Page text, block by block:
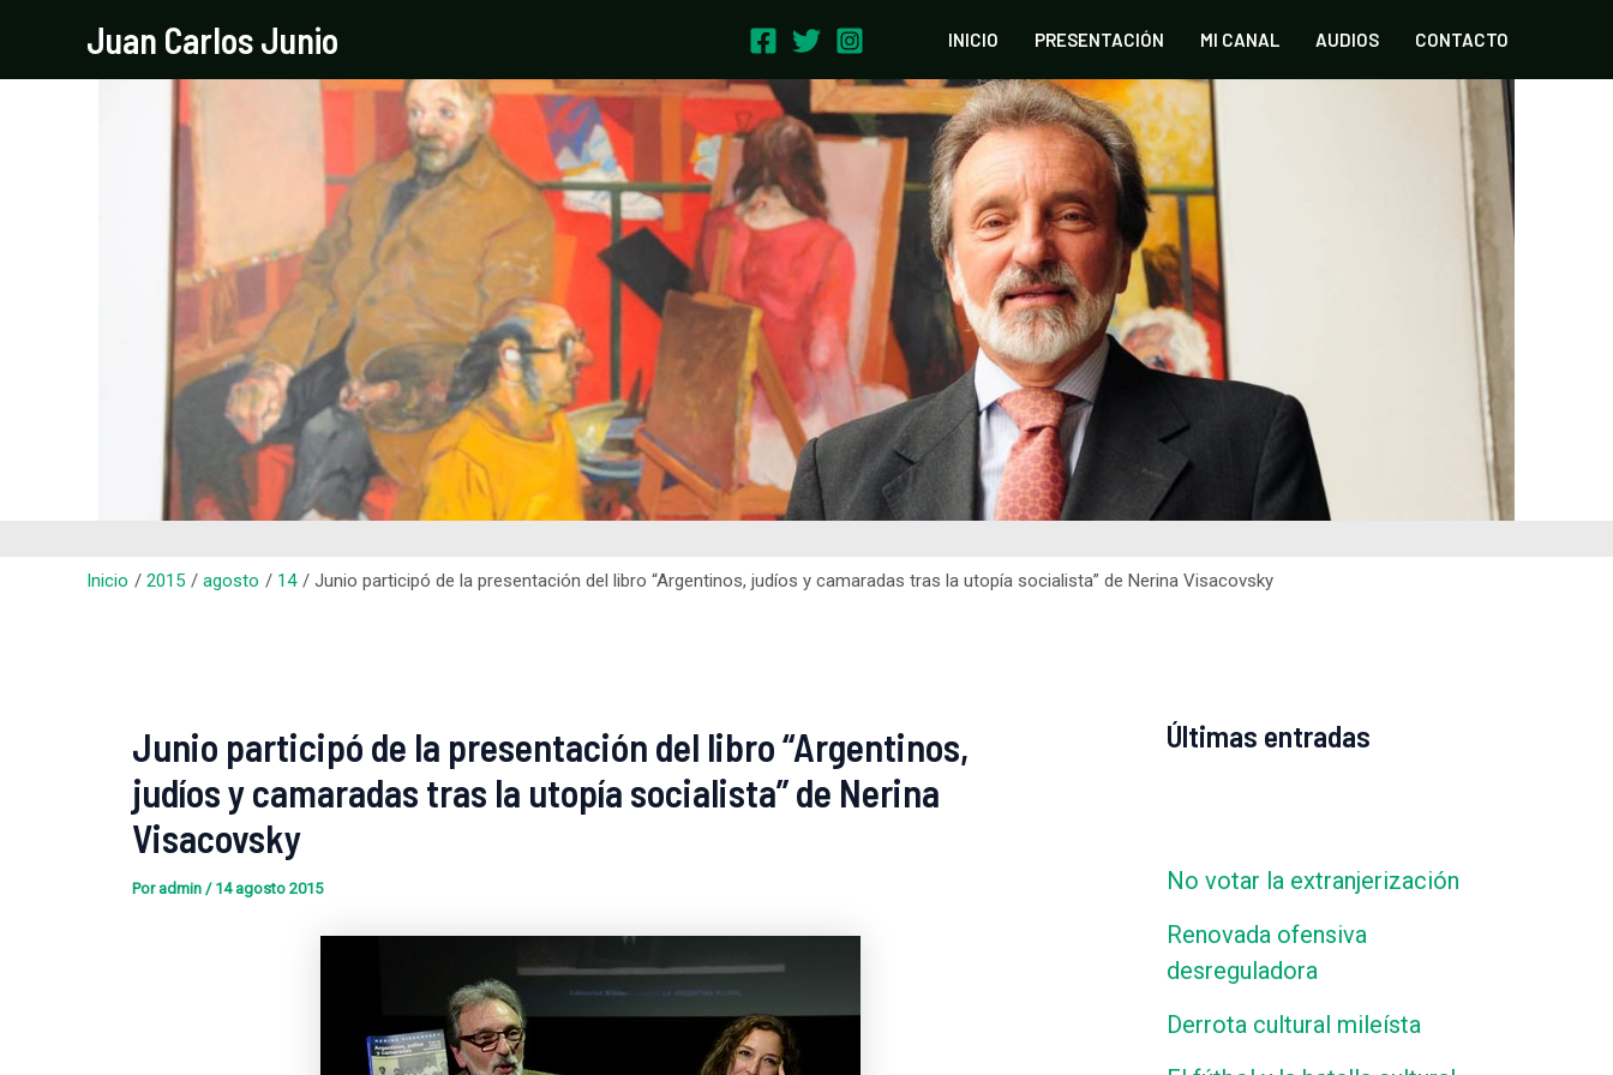
Juan Carlos Junio INICIO PRESENTACIÓN MI CANAL AUDIOS CONTACTO
Inicio 2015 agosto 14 Junio participó de la presentación del libro “Argentinos, judíos y camaradas tras la utopía socialista” de Nerina Visacovsky
Junio participó de la presentación del libro “Argentinos,
judíos y camaradas tras la utopía socialista” de Nerina
Visacovsky
Por admin / 14 agosto 2015
de
Últimas entradas
No votar la extranjerización
Renovada ofensiva
desreguladora
Derrota cultural mileísta